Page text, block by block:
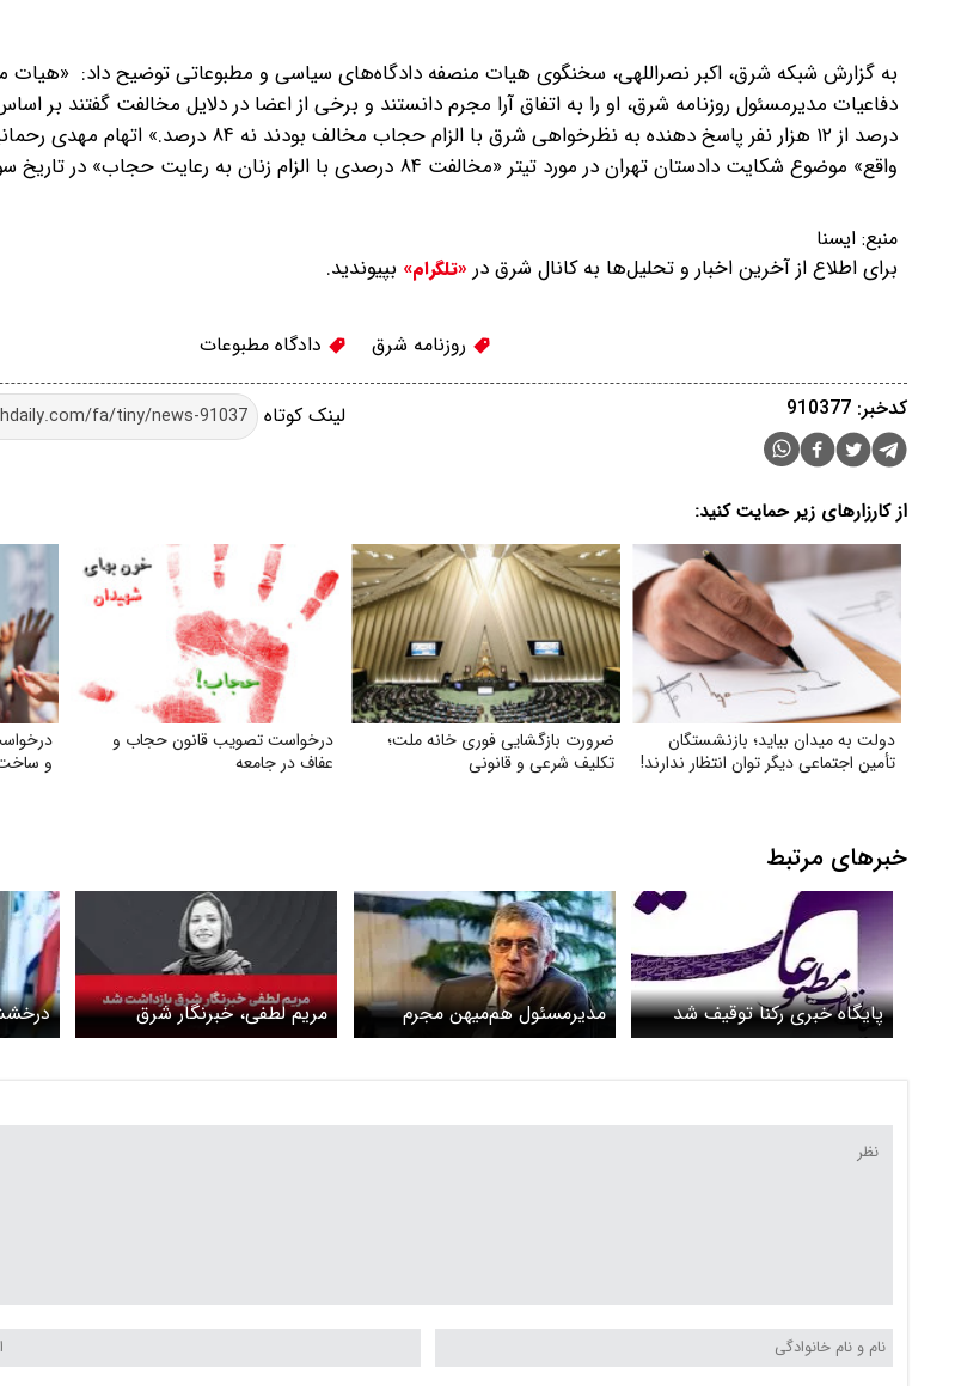
به گزارش شبکه شرق، اکبر نصراللهی، سخنگوی هیات منصفه دادگاه‌های سیاسی و مطبوعاتی توضیح داد: «هیات
درصد از ۱۲ هزار نفر پاسخ‌ دهنده به نظرخواهی شرق با الزام حجاب مخالف بودند نه ۸۴ درصد.»
اتهام‌ مهدی
واقع» موضوع شکایت دادستان تهران در مورد تیتر «مخالفت ۸۴ درصدی با الزام زنان به رعایت حجاب» در تاریخ سوم آبان ۱۴۰۲ است.
منبع: ایسنا
برای اطلاع از آخرین اخبار و تحلیل‌ها به کانال شرق در «تلگرام» بپیوندید.
روزنامه شرق دادگاه مطبوعات
لینک کوتاه کدخبر: 910377
از کارزارهای زیر حمایت کنید:
دولت به میدان بیاید؛ بازنشستگان
تأمین اجتماعی دیگر توان انتظار ندارند!
ضرورت بازگشایی فوری خانه ملت؛
تکلیف شرعی و قانونی
درخواست تصویب قانون حجاب و
عفاف در جامعه
و
خبرهای مرتبط
پایگاه خبری رکنا توقیف شد
مدیرمسئول هم‌میهن مجرم
شناخته شد
مریم لطفی، خبرنگار شرق
بازداشت شد